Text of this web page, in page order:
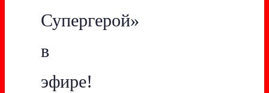
Супергерой»
в
эфире!